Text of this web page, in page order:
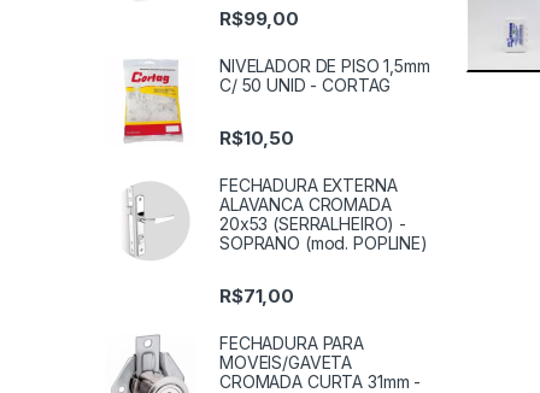
R$99,00
NIVELADOR DE PISO 1,5mm
C/ 50 UNID - CORTAG
R$10,50
FECHADURA EXTERNA
ALAVANCA CROMADA
20x53 (SERRALHEIRO) -
SOPRANO (mod. POPLINE)
R$71,00
FECHADURA PARA
MOVEIS/GAVETA
CROMADA CURTA 31mm -